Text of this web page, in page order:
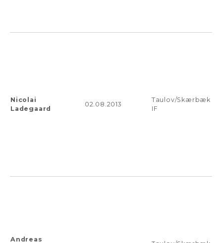
Nicolai
Ladegaard
02.08.2013
Taulov/Skærbæk
IF
Andreas